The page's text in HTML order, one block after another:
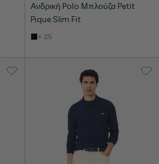
Ανδρική Polo Μπλούζα Petit
Pique Slim Fit
+ 25